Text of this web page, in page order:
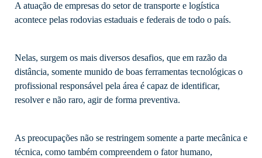
A atuação de empresas do setor de transporte e logística
acontece pelas rodovias estaduais e federais de todo o país.
Nelas, surgem os mais diversos desafios, que em razão da
distância, somente munido de boas ferramentas tecnológicas o
profissional responsável pela área é capaz de identificar,
resolver e não raro, agir de forma preventiva.
As preocupações não se restringem somente a parte mecânica e
técnica, como também compreendem o fator humano,